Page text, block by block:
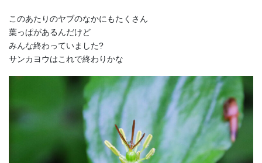
このあたりのヤブのなかにもたくさん
葉っぱがあるんだけど
みんな終わっていました?
サンカヨウはこれで終わりかな